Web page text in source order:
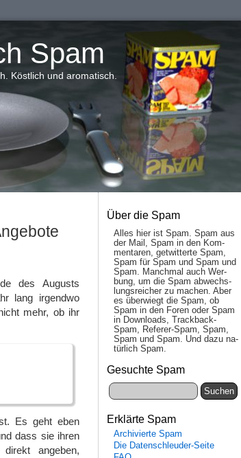
Spam
Köstlich und aromatisch.
des Augusts
lang irgendwo
mehr, ob ihr
Es geht eben
dass sie ihren
angeben,
Über die Spam
Alles hier ist Spam. Spam aus
der Mail, Spam in den Kom­
men­taren, ge­twit­ter­te Spam,
Spam für Spam und Spam und
Spam. Manch­mal auch Wer­
bung, um die Spam ab­wechs­
lungs­reich­er zu mach­en. Aber
es über­wiegt die Spam, ob
Spam in den Fo­ren oder Spam
in Down­loads, Track­back-
Spam, Re­fe­rer-Spam, Spam,
Spam und Spam. Und da­zu na­
tür­lich Spam.
Gesuchte Spam
Erklärte Spam
Archivierte Spam
Die Datenschleuder-Seite